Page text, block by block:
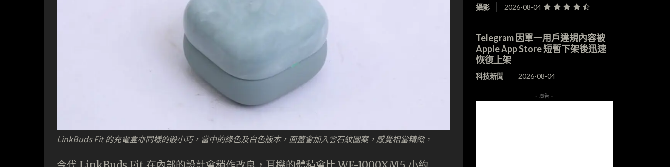
LinkBuds Fit 的充電盒亦同樣的骰小巧，當中的綠色及白色版本，面蓋會加入雲石紋圖案，感覺相當精緻。
攝影 2026-08-04
Telegram 因單一用戶違規內容被
Apple App Store 短暫下架後迅速
恢復上架
科技新聞 2026-08-04
- 廣告 -